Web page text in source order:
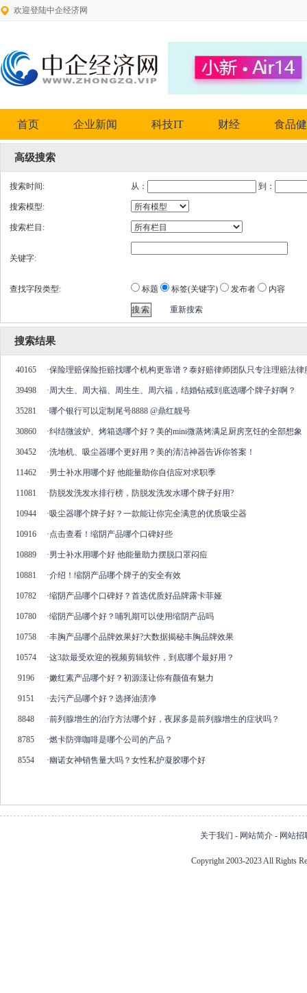
欢迎登陆中企经济网
首页 企业新闻 科技IT 财经 食品
高级搜索
搜索时间: 从： 到：
搜索模型:
搜索栏目:
关键字:
查找字段类型: 标题 标签(关键字) 发布者 内容
重新搜索
搜索结果
40165 ·保险理赔保险拒赔找哪个机构更靠谱？泰好赔律师团队只专注理赔法律
39498 ·周大生、周大福、周生生、周六福，结婚钻戒到底选哪个牌子好啊？
35281 ·哪个银行可以定制尾号8888 @鼎红靓号
30860 ·纠结微波炉、烤箱选哪个好？美的mini微蒸烤满足厨房烹饪的全部想象
30452 ·洗地机、吸尘器哪个更好用？美的清洁神器告诉你答案！
11462 ·​男士补水用哪个好 他能量助你自信应对求职季
11081 ·防脱发洗发水排行榜，防脱发洗发水哪个牌子好用?
10944 ·吸尘器哪个牌子好？一款能让你完全满意的优质吸尘器
10916 ·点击查看！缩阴产品哪个口碑好些
10889 ·男士补水用哪个好 他能量助力摆脱口罩闷痘
10881 ·介绍！缩阴产品哪个牌子的安全有效
10782 ·缩阴产品哪个口碑好？首选优质好品牌露卡菲娅
10780 ·缩阴产品哪个好？哺乳期可以使用缩阴产品吗
10758 ·丰胸产品哪个品牌效果好?大数据揭秘丰胸品牌效果
10574 ·这3款最受欢迎的视频剪辑软件，到底哪个最好用？
9196 ·嫩红素产品哪个好？初源漾让你有颜值有魅力
9151 ·去污产品哪个好？选择油渍净
8848 ·前列腺增生的治疗方法哪个好，夜尿多是前列腺增生的症状吗？
8785 ·燃卡防弹咖啡是哪个公司的产品？
8554 ·幽诺女神销售量大吗？女性私护凝胶哪个好
关于我们 - 网站简介 - 网站招
Copyright 2003-2023 All Rights